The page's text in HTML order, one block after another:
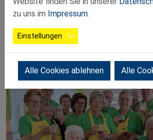
Erfolg. Zum Schilchersturm gab es
hausgemachte Mehlspeisen. Die Helfer
Service hatten einen sehr
zu uns im Impressum.
Einstellungen
Alle Cookies ablehnen Alle